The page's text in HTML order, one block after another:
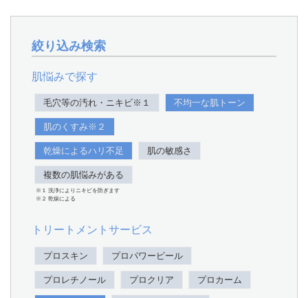
絞り込み検索
肌悩みで探す
毛穴等の汚れ・ニキビ※１ 不均一な肌トーン
肌のくすみ※２
乾燥によるハリ不足 肌の敏感さ
複数の肌悩みがある
※１ 洗浄によりニキビを防ぎます
※２ 乾燥による
トリートメントサービス
プロスキン プロパワーピール
プロレチノール プロクリア プロカーム